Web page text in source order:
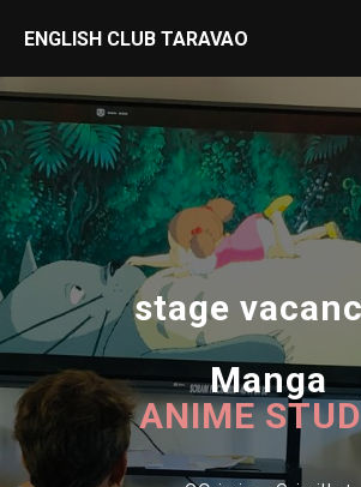
ENGLISH CLUB TARAVAO
stage
Manga
ANIME